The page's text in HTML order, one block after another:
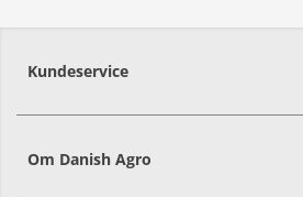
Kundeservice
Om Danish Agro